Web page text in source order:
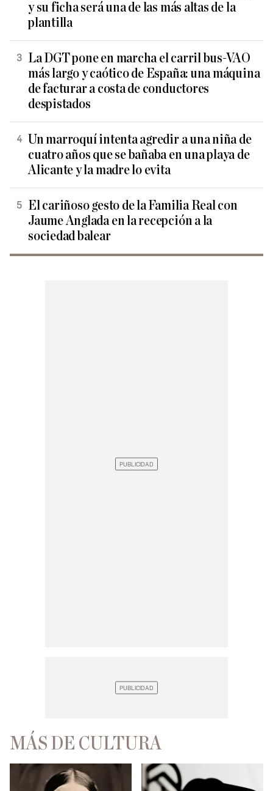
y su ficha será una de las más altas de la
plantilla
La DGT pone en marcha el carril bus-VAO
más largo y caótico de España: una máquina
de facturar a costa de conductores
despistados
Un marroquí intenta agredir a una niña de
cuatro años que se bañaba en una playa de
Alicante y la madre lo evita
El cariñoso gesto de la Familia Real con
Jaume Anglada en la recepción a la
sociedad balear
MÁS DE CULTURA